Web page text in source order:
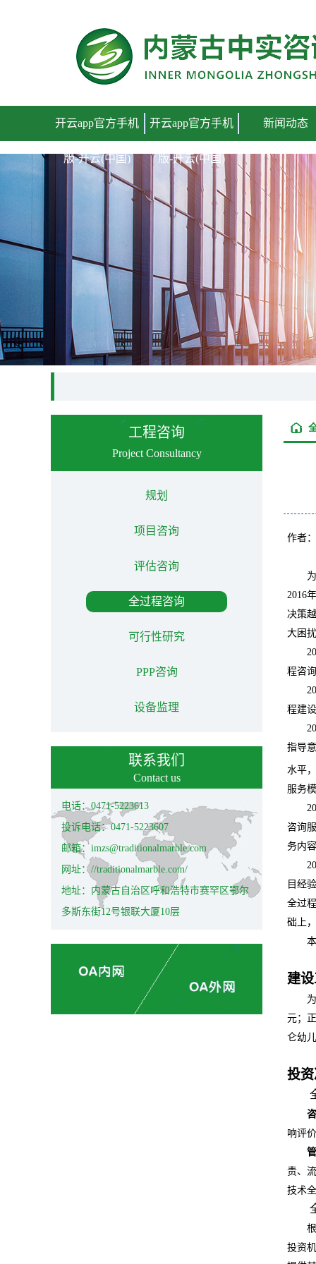
开云app官方手机
版-开云(中国)
开云app官方手机
版-开云(中国)
新闻动态
工程咨询
Project Consultancy
规划
项目咨询
评估咨询
全过程咨询
可行性研究
PPP咨询
设备监理
联系我们
Contact us
电话：0471-5223613
投诉电话：0471-5223607
邮箱：imzs@traditionalmarble.com
网址：//traditionalmarble.com/
地址：内蒙古自治区呼和浩特市赛罕区鄂尔
多斯东街12号银联大厦10层
作者
2016
决策
大困
程咨
程建
指导
水平
服务
咨询
务内
目经
全过
础上
建
元；
仑幼
投
响评
责、
技术
投资